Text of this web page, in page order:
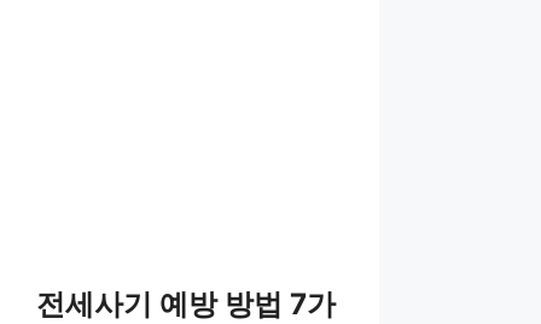
전세사기 예방 방법 7가